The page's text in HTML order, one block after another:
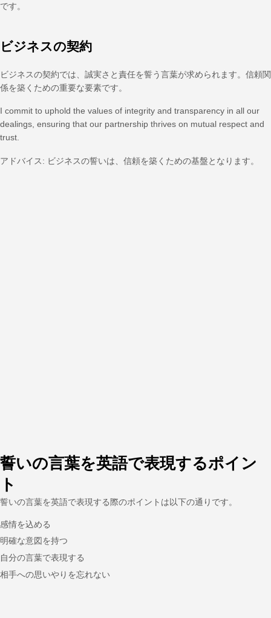
です。
ビジネスの契約
ビジネスの契約では、誠実さと責任を誓う言葉が求められます。信頼関
係を築くための重要な要素です。
I commit to uphold the values of integrity and transparency in all our
dealings, ensuring that our partnership thrives on mutual respect and
trust.
アドバイス: ビジネスの誓いは、信頼を築くための基盤となります。
誓いの言葉を英語で表現するポイン
ト
誓いの言葉を英語で表現する際のポイントは以下の通りです。
感情を込める
明確な意図を持つ
自分の言葉で表現する
相手への思いやりを忘れない